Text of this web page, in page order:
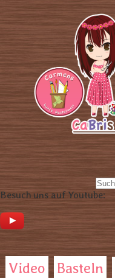
Besuch uns auf Youtube:
Video Basteln